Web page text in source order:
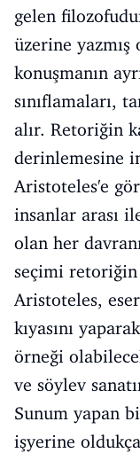
gelen
üzerine
konuşmanın
sınıflamaları,
alır. Retoriğin
derinlemesine
Aristoteles'e
insanlar arası
olan her
seçimi retoriğin
Aristoteles,
kıyasını
örneği
ve söylev
Sunum yapan
işyerine